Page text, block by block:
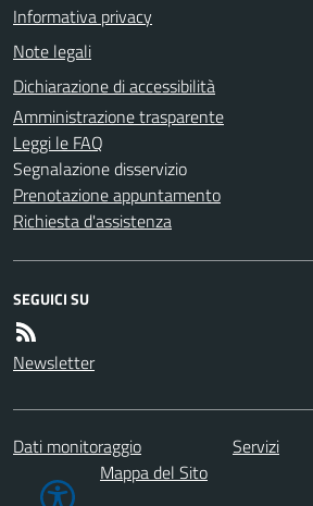
Informativa privacy
Note legali
Dichiarazione di accessibilità
Amministrazione trasparente
Leggi le FAQ
Segnalazione disservizio
Prenotazione appuntamento
Richiesta d'assistenza
SEGUICI SU
Newsletter
Dati monitoraggio Servizi
Mappa del Sito